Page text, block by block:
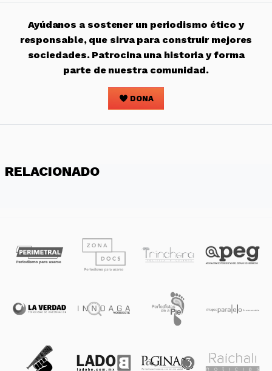
Ayúdanos a sostener un periodismo ético y
responsable, que sirva para construir mejores
sociedades. Patrocina una historia y forma
parte de nuestra comunidad.
DONA
RELACIONADO